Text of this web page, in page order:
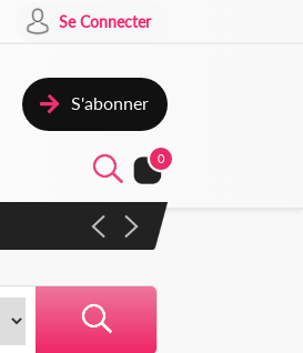
Se Connecter
S'abonner
0